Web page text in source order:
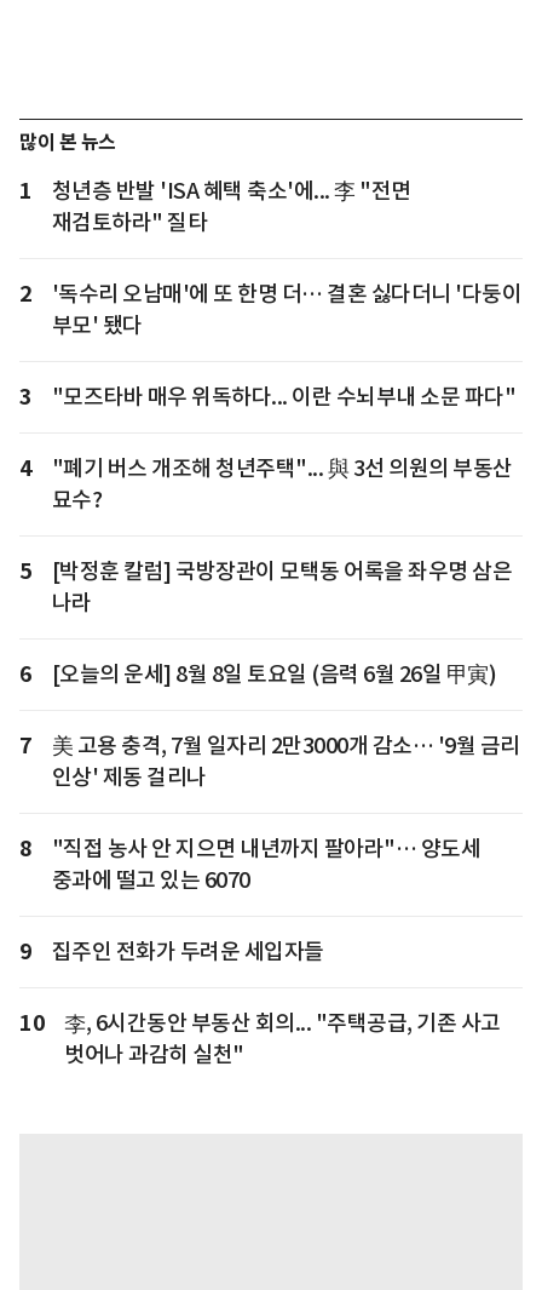
많이 본 뉴스
1
청년층 반발 'ISA 혜택 축소'에... 李 "전면
재검토하라" 질타
2
'독수리 오남매'에 또 한명 더… 결혼 싫다더니 '다둥이
부모' 됐다
3 "모즈타바 매우 위독하다... 이란 수뇌부내 소문 파다"
4
"폐기 버스 개조해 청년주택"... 與 3선 의원의 부동산
묘수?
5
[박정훈 칼럼] 국방장관이 모택동 어록을 좌우명 삼은
나라
6 [오늘의 운세] 8월 8일 토요일 (음력 6월 26일 甲寅)
7
美 고용 충격, 7월 일자리 2만3000개 감소… '9월 금리
인상' 제동 걸리나
8
"직접 농사 안 지으면 내년까지 팔아라"… 양도세
중과에 떨고 있는 6070
9 집주인 전화가 두려운 세입자들
10
李, 6시간동안 부동산 회의... "주택공급, 기존 사고
벗어나 과감히 실천"